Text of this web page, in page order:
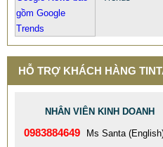
HỖ TRỢ KHÁCH HÀNG
NHÂN VIÊN KINH DOANH
0983884649
Ms Santa